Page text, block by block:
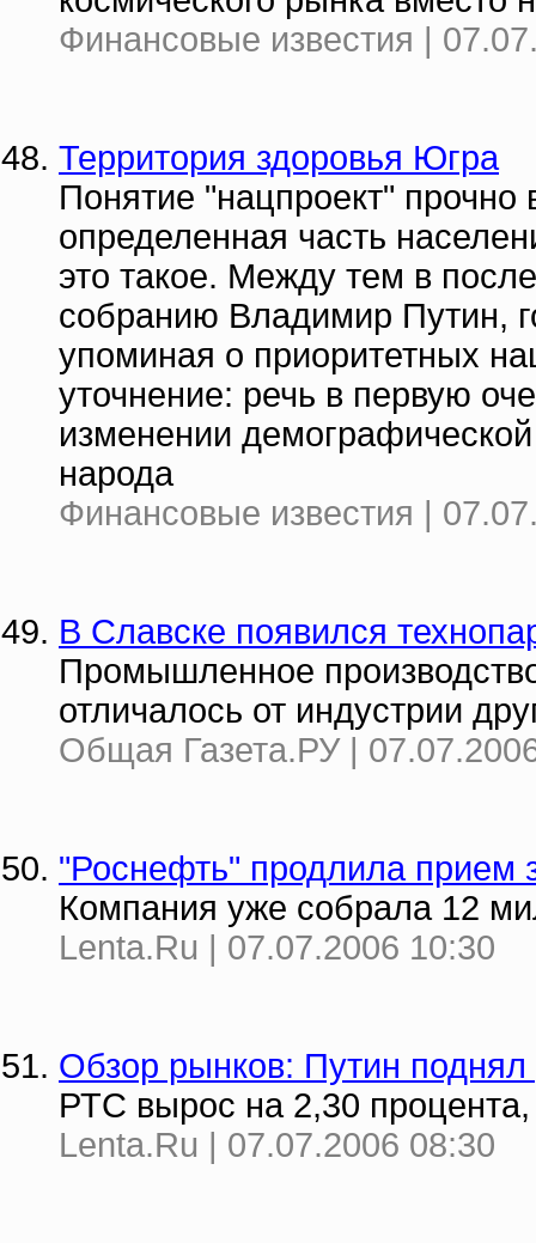
Финансовые известия |
Территория здоровья Югра
Понятие "нацпроект"
определенная часть
это такое. Между тем в
собранию Владимир Путин,
упоминая о приоритетных
уточнение: речь в первую
изменении
народа
Финансовые известия |
В Славске появился
Промышленное
отличалось от индустрии
Общая Газета.РУ |
"Роснефть" продлила прием
Компания уже собрала 12
Lenta.Ru | 07.07.2006 10:30
Обзор рынков: Путин поднял
РТС вырос на 2,30
Lenta.Ru | 07.07.2006 08:30